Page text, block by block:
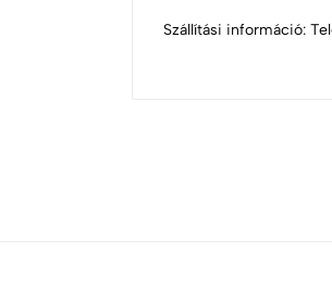
Szállítási információ: